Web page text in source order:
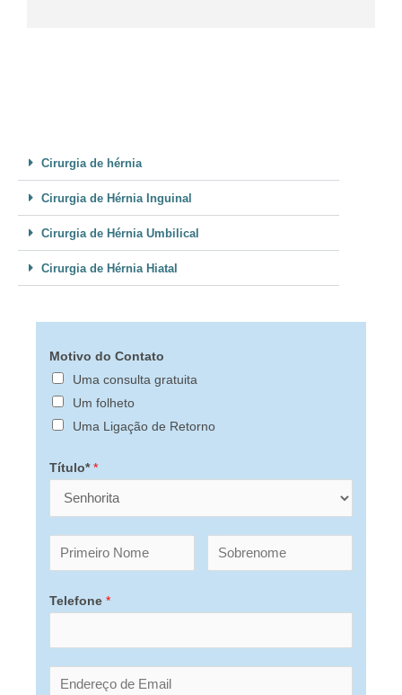
Cirurgia de hérnia
Cirurgia de Hérnia Inguinal
Cirurgia de Hérnia Umbilical
Cirurgia de Hérnia Hiatal
Motivo do Contato
Uma consulta gratuita
Um folheto
Uma Ligação de Retorno
Título**
Telefone *